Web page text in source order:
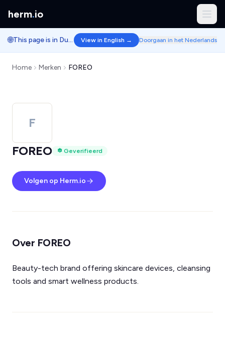
herm.io
🌐 This page is in Dutch. View in English → Doorgaan in het Nederlands
Home Merken FOREO
F
FOREO
Geverifieerd
Volgen op Herm.io
Over FOREO
Beauty-tech brand offering skincare devices, cleansing
tools and smart wellness products.